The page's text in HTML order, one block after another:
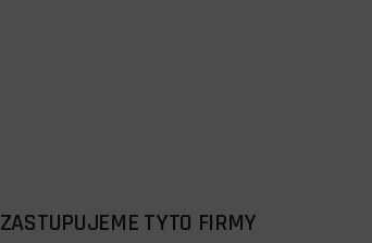
ZASTUPUJEME TYTO FIRMY